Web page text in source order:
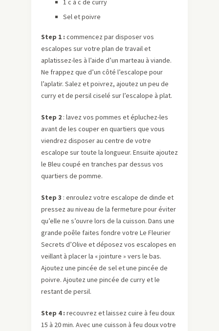
1 c à c de curry
Sel et poivre
Step 1 : commencez par disposer vos
escalopes sur votre plan de travail et
aplatissez-les à l’aide d’un marteau à viande.
Ne frappez que d’un côté l’escalope pour
l’aplatir. Salez et poivrez, ajoutez un peu de
curry et de persil ciselé sur l’escalope à plat.
Step 2 : lavez vos pommes et épluchez-les
avant de les couper en quartiers que vous
viendrez disposer au centre de votre
escalope sur toute la longueur. Ensuite ajoutez
le Bleu coupé en tranches par dessus vos
quartiers de pomme.
Step 3 : enroulez votre escalope de dinde et
pressez au niveau de la fermeture pour éviter
qu’elle ne s’ouvre lors de la cuisson. Dans une
grande poêle faites fondre votre Le Fleurier
Secrets d’Olive et déposez vos escalopes en
veillant à placer la « jointure » vers le bas.
Ajoutez une pincée de sel et une pincée de
poivre. Ajoutez une pincée de curry et le
restant de persil.
Step 4 : recouvrez et laissez cuire à feu doux
15 à 20 min. Avec une cuisson à feu doux votre